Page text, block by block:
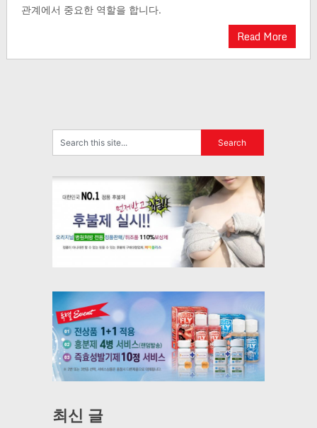
관계에서 중요한 역할을 합니다.
Read More
최신 글